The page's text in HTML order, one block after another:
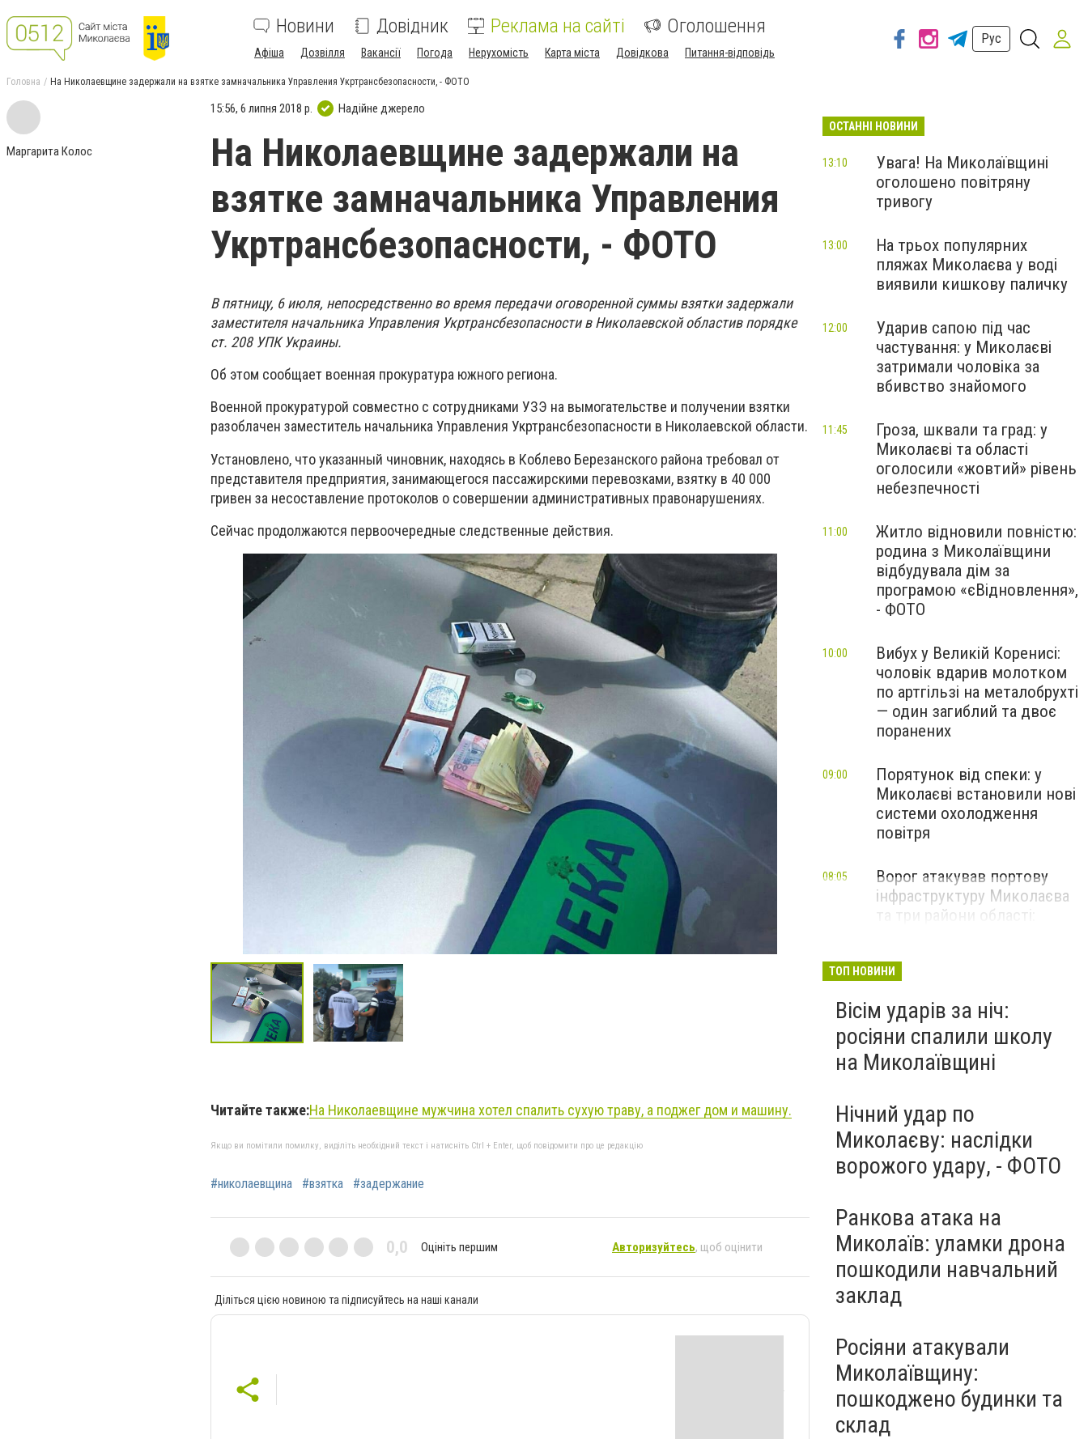
Новини Довідник Реклама на сайті Оголошення
Афіша Дозвілля Вакансії Погода Нерухомість Карта міста Довідкова Питання-відповідь
Рус
Головна На Николаевщине задержали на взятке замначальника Управления Укртрансбезопасности, - ФОТО
Маргарита Колос
15:56, 6 липня 2018 р. Надійне джерело
На Николаевщине задержали на
взятке замначальника Управления
Укртрансбезопасности, - ФОТО
В пятницу, 6 июля, непосредственно во время передачи оговоренной суммы взятки задержали
заместителя начальника Управления Укртрансбезопасности в Николаевской областив порядке
ст. 208 УПК Украины.
Об этом сообщает военная прокуратура южного региона.
Военной прокуратурой совместно с сотрудниками УЗЭ на вымогательстве и получении взятки
разоблачен заместитель начальника Управления Укртрансбезопасности в Николаевской области.
Установлено, что указанный чиновник, находясь в Коблево Березанского района требовал от
представителя предприятия, занимающегося пассажирскими перевозками, взятку в 40 000
гривен за несоставление протоколов о совершении административных правонарушениях.
Сейчас продолжаются первоочередные следственные действия.
Читайте также:На Николаевщине мужчина хотел спалить сухую траву, а поджег дом и машину.
Якщо ви помітили помилку, виділіть необхідний текст і натисніть Ctrl + Enter, щоб повідомити про це редакцію
#николаевщина #взятка #задержание
0,0 Оцініть першим Авторизуйтесь, щоб оцінити
Діліться цією новиною та підписуйтесь на наші канали
ОСТАННІ НОВИНИ
Увага! На Миколаївщині
оголошено повітряну
тривогу
13:10
На трьох популярних
пляжах Миколаєва у воді
виявили кишкову паличку
13:00
Ударив сапою під час
частування: у Миколаєві
затримали чоловіка за
вбивство знайомого
12:00
Гроза, шквали та град: у
Миколаєві та області
оголосили «жовтий» рівень
небезпечності
11:45
Житло відновили повністю:
родина з Миколаївщини
відбудувала дім за
програмою «єВідновлення»,
- ФОТО
11:00
Вибух у Великій Коренисі:
чоловік вдарив молотком
по артгільзі на металобрухті
— один загиблий та двоє
поранених
10:00
Порятунок від спеки: у
Миколаєві встановили нові
системи охолодження
повітря
09:00
Ворог атакував портову
інфраструктуру Миколаєва
та три райони області:
08:05
ТОП НОВИНИ
Вісім ударів за ніч:
росіяни спалили школу
на Миколаївщині
Нічний удар по
Миколаєву: наслідки
ворожого удару, - ФОТО
Ранкова атака на
Миколаїв: уламки дрона
пошкодили навчальний
заклад
Росіяни атакували
Миколаївщину:
пошкоджено будинки та
склад